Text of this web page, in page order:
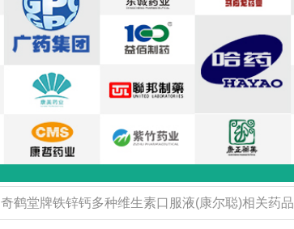
奇鹤堂牌铁锌钙多种维生素口服液(康尔聪)相关药品